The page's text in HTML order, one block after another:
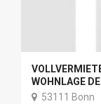
WOHNLAGE
53111 Bonn